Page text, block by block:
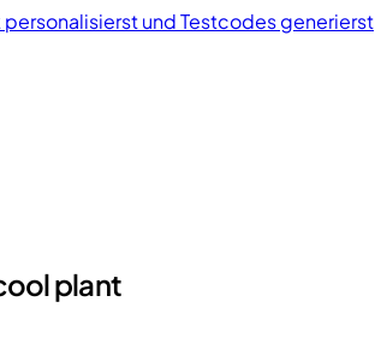
und Testcodes generierst
plant